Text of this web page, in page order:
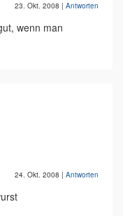
23. Okt. 2008 | Antworten
wenn man
24. Okt. 2008 | Antworten